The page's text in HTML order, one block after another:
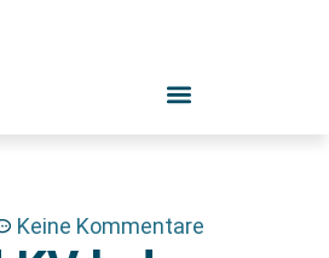
Keine Kommentare